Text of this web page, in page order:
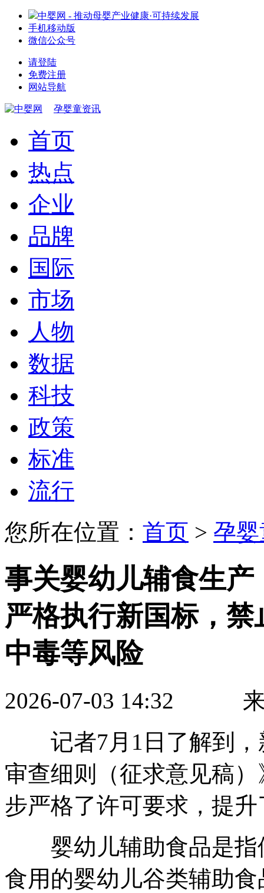
中婴网 - 推动母婴产业健康·可持续发展
手机移动版
微信公众号
请登陆
免费注册
网站导航
孕婴童资讯
首页
热点
企业
品牌
国际
市场
人物
数据
科技
政策
标准
流行
您所在位置： 首页 > 孕
事关婴幼儿辅食生
严格执行新国标，
中毒等风险
2026-07-03 14:32 来
记者7月1日了解到，
审查细则（征求意见稿
步严格了许可要求，提
婴幼儿辅助食品是指
食用的婴幼儿谷类辅助